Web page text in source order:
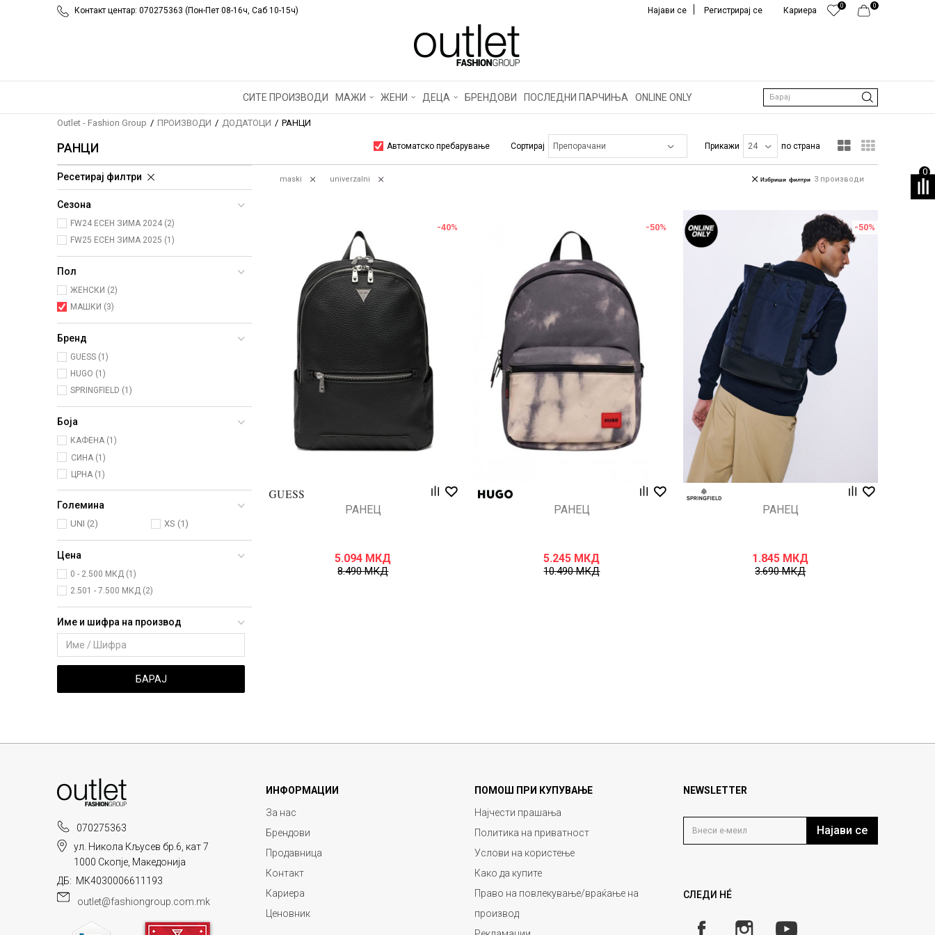
Контакт центар: 070275363 (Пон-Пет 08-16ч, Саб 10-15ч) 0
0
Кариера
Најави се Регистрирај се
СИТЕ ПРОИЗВОДИ МАЖИ ЖЕНИ ДЕЦА БРЕНДОВИ ПОСЛЕДНИ ПАРЧИЊА ONLINE ONLY Барај
0
Outlet - Fashion Group ПРОИЗВОДИ ДОДАТОЦИ РАНЦИ
РАНЦИ Автоматско пребарување Сортирај Прикажи по страна
Ресетирај филтри
Сезона
FW24 ЕСЕН ЗИМА 2024 (2)
FW25 ЕСЕН ЗИМА 2025 (1)
Пол
ЖЕНСКИ (2)
МАШКИ (3)
Бренд
GUESS (1)
HUGO (1)
SPRINGFIELD (1)
Боја
КАФЕНА (1)
СИНА (1)
ЦРНА (1)
Големина
UNI (2) XS (1)
Цена
0 - 2.500 МКД (1)
2.501 - 7.500 МКД (2)
Име и шифра на производ
БАРАЈ
maski univerzalni 3 производи
Избриши филтри
Uporedi
-40%
РАНЕЦ
5.094 МКД
8.490МКД
Uporedi
-50%
РАНЕЦ
5.245 МКД
10.490МКД
Uporedi
-50%
РАНЕЦ
1.845 МКД
3.690МКД
070275363
ул. Никола Кљусев бр.6, кат 7
1000 Скопје, Македонија
ДБ: МК4030006611193
outlet@fashiongroup.com.mk
ИНФОРМАЦИИ
За нас
Брендови
Продавница
Контакт
Кариера
Ценовник
ПОМОШ ПРИ КУПУВАЊЕ
Најчести прашања
Политика на приватност
Услови на користење
Како да купите
Право на повлекување/враќање на
производ
NEWSLETTER
Најави се
СЛЕДИ НÉ